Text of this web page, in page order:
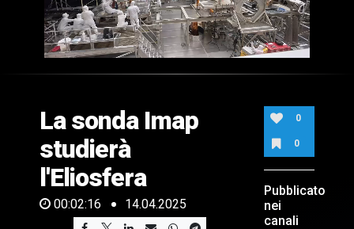
of
16
seconds
La sonda Imap
studierà
l'Eliosfera
00:02:16 14.04.2025
0
0
Pubblicato
nei
canali